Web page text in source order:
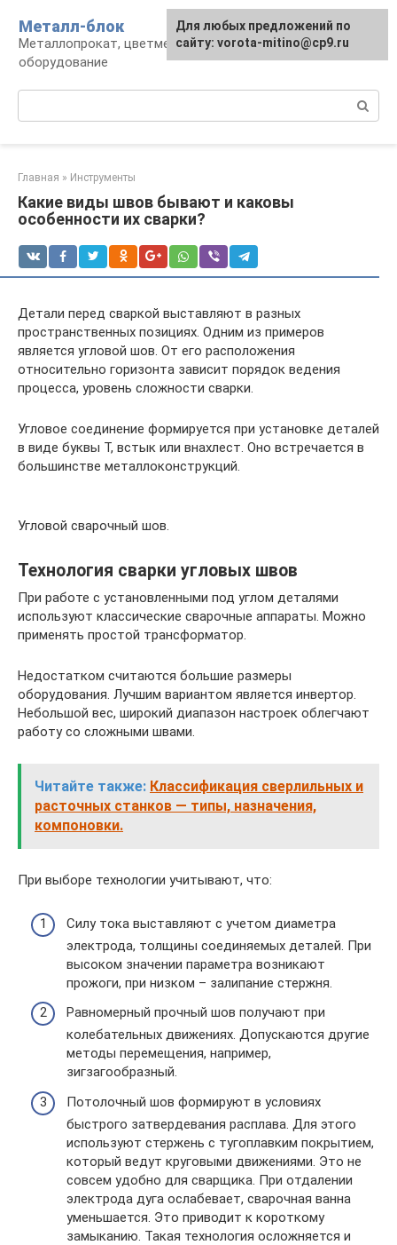
контенту
Металл-блок
Металлопрокат, цветмет, обработка и
оборудование
Главная » Инструменты
Какие виды швов бывают и каковы
особенности их сварки?
Детали перед сваркой выставляют в разных
пространственных позициях. Одним из примеров
является угловой шов. От его расположения
относительно горизонта зависит порядок ведения
процесса, уровень сложности сварки.
Угловое соединение формируется при установке деталей
в виде буквы Т, встык или внахлест. Оно встречается в
большинстве металлоконструкций.
Угловой сварочный шов.
Технология сварки угловых швов
При работе с установленными под углом деталями
используют классические сварочные аппараты. Можно
применять простой трансформатор.
Недостатком считаются большие размеры
оборудования. Лучшим вариантом является инвертор.
Небольшой вес, широкий диапазон настроек облегчают
работу со сложными швами.
Читайте также: Классификация сверлильных и
расточных станков — типы, назначения,
компоновки.
При выборе технологии учитывают, что:
Силу тока выставляют с учетом диаметра
электрода, толщины соединяемых деталей. При
высоком значении параметра возникают
прожоги, при низком – залипание стержня.
Равномерный прочный шов получают при
колебательных движениях. Допускаются другие
методы перемещения, например,
зигзагообразный.
Потолочный шов формируют в условиях
быстрого затвердевания расплава. Для этого
используют стержень с тугоплавким покрытием,
который ведут круговыми движениями. Это не
совсем удобно для сварщика. При отдалении
электрода дуга ослабевает, сварочная ванна
уменьшается. Это приводит к короткому
замыканию. Такая технология осложняется и
Для любых предложений по
сайту: vorota-mitino@cp9.ru